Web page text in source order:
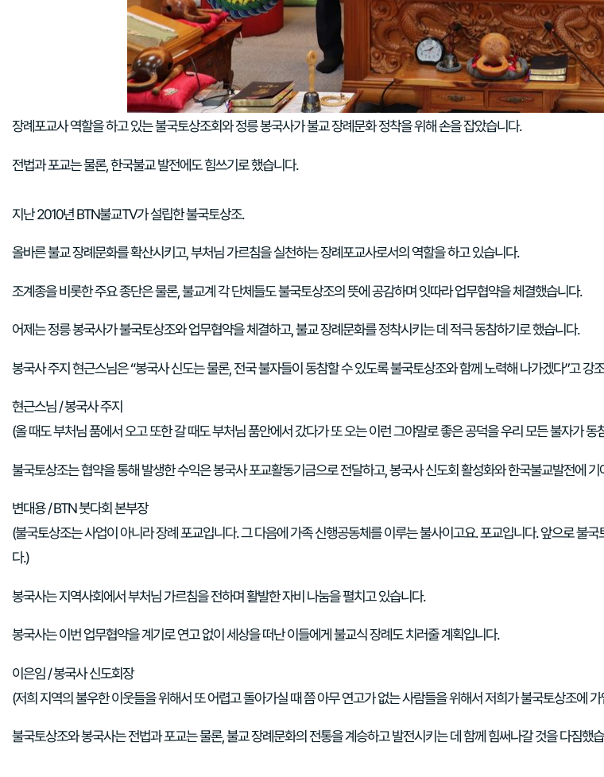
장례포교사 역할을 하고 있는 불국토상조회와 정릉 봉국사가 불교 장례문화 정착을 위해 손을 잡았습니다.
전법과 포교는 물론, 한국불교 발전에도 힘쓰기로 했습니다.
지난 2010년 BTN불교TV가 설립한 불국토상조.
올바른 불교 장례문화를 확산시키고, 부처님 가르침을 실천하는 장례포교사로서의 역할을 하고 있습니다.
조계종을 비롯한 주요 종단은 물론, 불교계 각 단체들도 불국토상조의 뜻에 공감하며 잇따라 업무협약을 체결했습니다.
어제는 정릉 봉국사가 불국토상조와 업무협약을 체결하고, 불교 장례문화를 정착시키는 데 적극 동참하기로 했습니다.
봉국사 주지 현근스님은 “봉국사 신도는 물론, 전국 불자들이 동참할 수 있도록 불국토상조와 함께 노력해 나가겠다”고 강
현근스님 / 봉국사 주지
(올 때도 부처님 품에서 오고 또한 갈 때도 부처님 품안에서 갔다가 또 오는 이런 그야말로 좋은 공덕을 우리 모든 불자가 동
불국토상조는 협약을 통해 발생한 수익은 봉국사 포교활동기금으로 전달하고, 봉국사 신도회 활성화와 한국불교발전에
변대용 / BTN 붓다회 본부장
(불국토상조는 사업이 아니라 장례 포교입니다. 그 다음에 가족 신행공동체를 이루는 불사이고요. 포교입니다. 앞으로 불
다.)
봉국사는 지역사회에서 부처님 가르침을 전하며 활발한 자비 나눔을 펼치고 있습니다.
봉국사는 이번 업무협약을 계기로 연고 없이 세상을 떠난 이들에게 불교식 장례도 치러줄 계획입니다.
이은임 / 봉국사 신도회장
(저희 지역의 불우한 이웃들을 위해서 또 어렵고 돌아가실 때 쯤 아무 연고가 없는 사람들을 위해서 저희가 불국토상조에
불국토상조와 봉국사는 전법과 포교는 물론, 불교 장례문화의 전통을 계승하고 발전시키는 데 함께 힘써나갈 것을 다짐했